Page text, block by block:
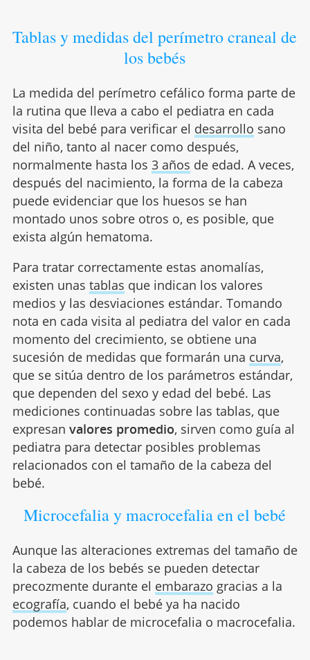
Tablas y medidas del perímetro craneal de
los bebés
La medida del perímetro cefálico forma parte de
la rutina que lleva a cabo el pediatra en cada
visita del bebé para verificar el desarrollo sano
del niño, tanto al nacer como después,
normalmente hasta los 3 años de edad. A veces,
después del nacimiento, la forma de la cabeza
puede evidenciar que los huesos se han
montado unos sobre otros o, es posible, que
exista algún hematoma.
Para tratar correctamente estas anomalías,
existen unas tablas que indican los valores
medios y las desviaciones estándar. Tomando
nota en cada visita al pediatra del valor en cada
momento del crecimiento, se obtiene una
sucesión de medidas que formarán una curva,
que se sitúa dentro de los parámetros estándar,
que dependen del sexo y edad del bebé. Las
mediciones continuadas sobre las tablas, que
expresan valores promedio, sirven como guía al
pediatra para detectar posibles problemas
relacionados con el tamaño de la cabeza del
bebé.
Microcefalia y macrocefalia en el bebé
Aunque las alteraciones extremas del tamaño de
la cabeza de los bebés se pueden detectar
precozmente durante el embarazo gracias a la
ecografía, cuando el bebé ya ha nacido
podemos hablar de microcefalia o macrocefalia.